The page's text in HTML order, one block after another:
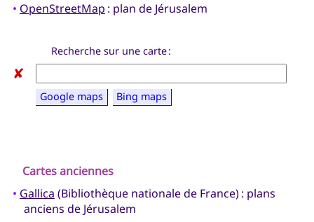
• OpenStreetMap : plan de Jérusalem
Recherche sur une carte :
✘
Google maps Bing maps
Cartes anciennes
• Gallica (Bibliothèque nationale de France) : plans
anciens de Jérusalem